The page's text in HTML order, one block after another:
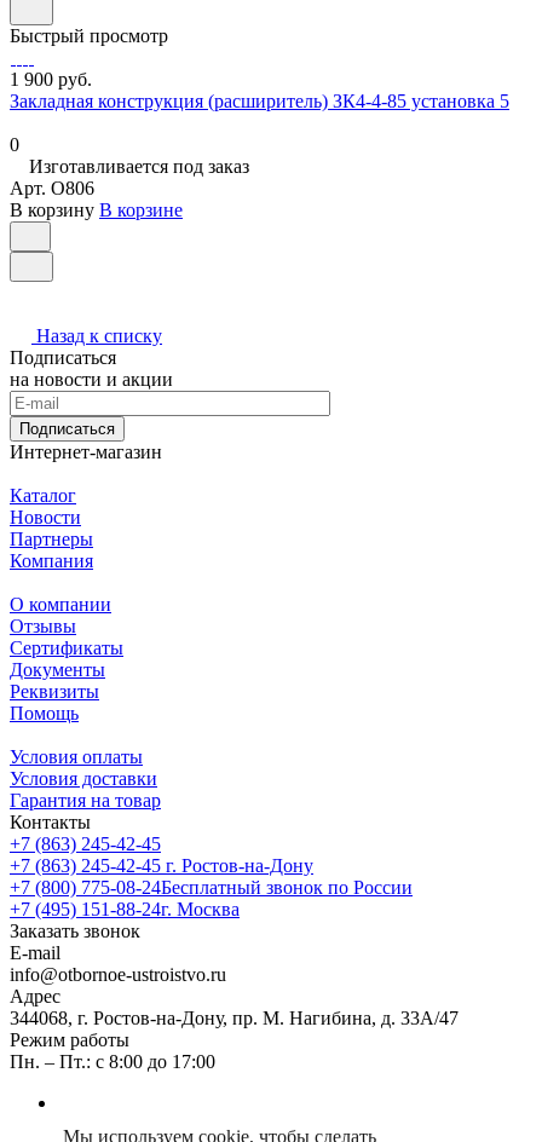
Быстрый просмотр
1 900 руб.
Закладная конструкция (расширитель) ЗК4-4-85 установка 5
0
Изготавливается под заказ
Арт. O806
В корзину В корзине
Назад к списку
Подписаться
на новости и акции
Подписаться
Интернет-магазин
Каталог
Новости
Партнеры
Компания
О компании
Отзывы
Сертификаты
Документы
Реквизиты
Помощь
Условия оплаты
Условия доставки
Гарантия на товар
Контакты
+7 (863) 245-42-45
+7 (863) 245-42-45 г. Ростов-на-Дону
+7 (800) 775-08-24Бесплатный звонок по России
+7 (495) 151-88-24г. Москва
Заказать звонок
E-mail
info@otbornoe-ustroistvo.ru
Адрес
344068, г. Ростов-на-Дону, пр. М. Нагибина, д. 33А/47
Режим работы
Пн. – Пт.: с 8:00 до 17:00
Мы используем cookie, чтобы сделать